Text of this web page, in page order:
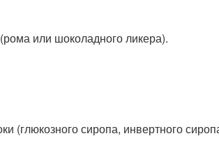
или шоколадного ликера).
(глюкозного сиропа, инвертного